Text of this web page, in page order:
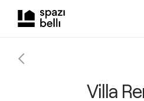
Villa